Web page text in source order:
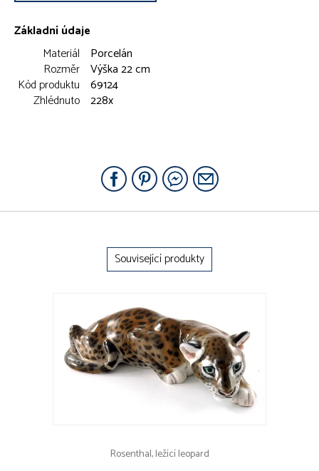
Základní údaje
Materiál
Porcelán
Rozměr Výška 22 cm
Kód produktu 69124
Zhlédnuto 228x
Související produkty
Rosenthal, ležící leopard